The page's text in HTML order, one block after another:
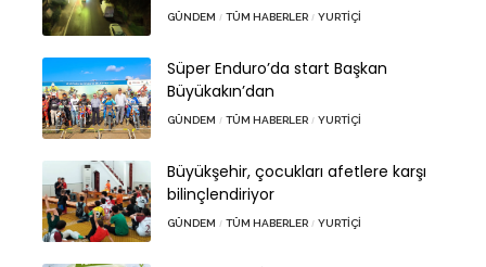
GÜNDEM TÜM HABERLER YURTIÇI
Süper Enduro’da start Başkan
Büyükakın’dan
GÜNDEM TÜM HABERLER YURTIÇI
Büyükşehir, çocukları afetlere karşı
bilinçlendiriyor
GÜNDEM TÜM HABERLER YURTIÇI